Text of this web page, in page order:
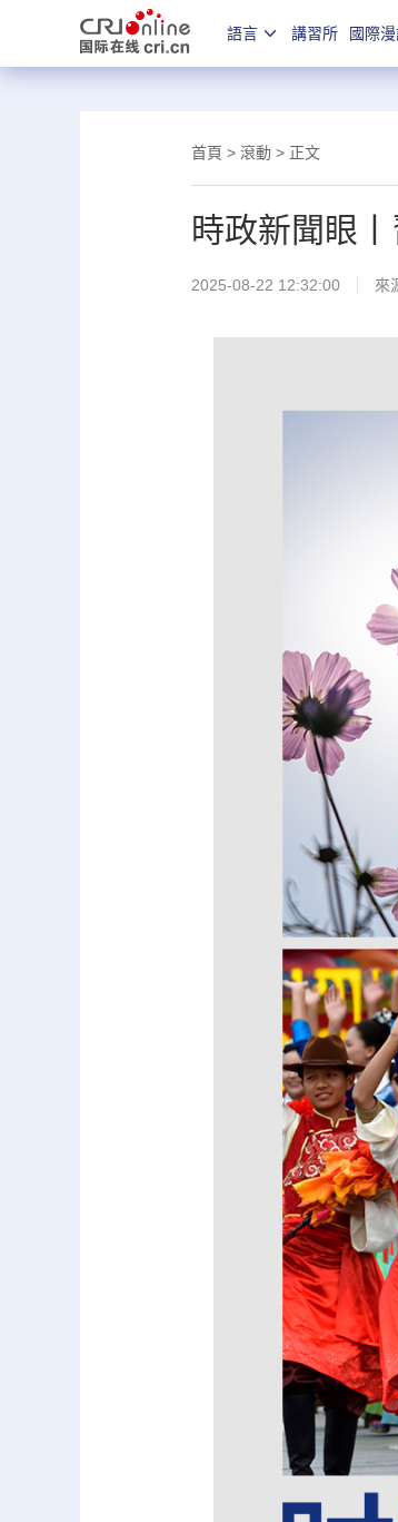
語言 講習所 國際
首頁 > 滾動 > 正文
時政新聞眼
2025-08-22 12:32:00 來